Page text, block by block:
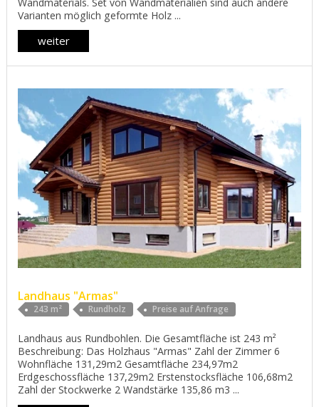
Varianten möglich geformte Holz ...
weiter
Landhaus "Armas"
243 m² Rundholz Preise auf Anfrage
Landhaus aus Rundbohlen. Die Gesamtfläche ist 243 m²
Beschreibung: Das Holzhaus "Armas" Zahl der Zimmer 6
Wohnfläche 131,29m2 Gesamtfläche 234,97m2
Erdgeschossfläche 137,29m2 Erstenstocksfläche 106,68m2
Zahl der Stockwerke 2 Wandstärke 135,86 m3 ...